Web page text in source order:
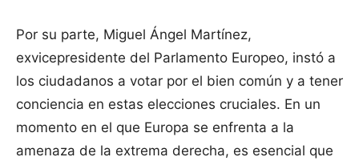
Por su parte, Miguel Ángel Martínez,
exvicepresidente del Parlamento Europeo, instó a
los ciudadanos a votar por el bien común y a tener
conciencia en estas elecciones cruciales. En un
momento en el que Europa se enfrenta a la
amenaza de la extrema derecha, es esencial que